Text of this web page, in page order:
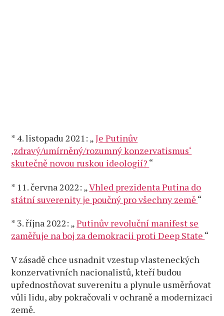
* 4. listopadu 2021: „Je Putinův
‚zdravý/umírněný/rozumný konzervatismus‘
skutečně novou ruskou ideologií? “
* 11. června 2022: „Vhled prezidenta Putina do
státní suverenity je poučný pro všechny země“
* 3. října 2022: „Putinův revoluční manifest se
zaměřuje na boj za demokracii proti Deep State “
V zásadě chce usnadnit vzestup vlasteneckých
konzervativních nacionalistů, kteří budou
upřednostňovat suverenitu a plynule usměrňovat
vůli lidu, aby pokračovali v ochraně a modernizaci
země.